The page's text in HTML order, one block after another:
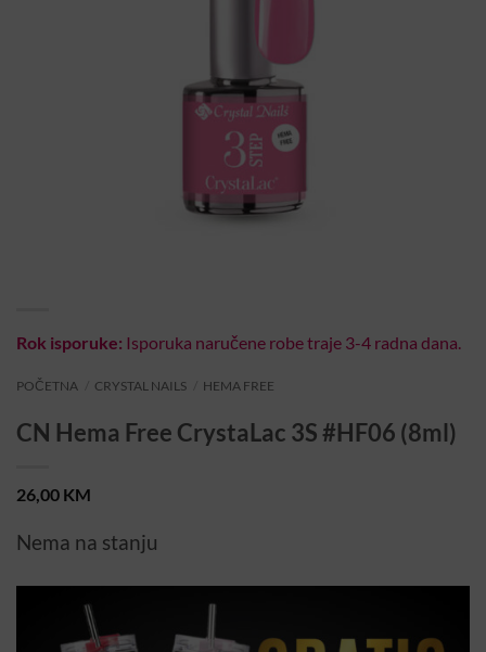
Rok isporuke: Isporuka naručene robe traje 3-4 radna dana.
POČETNA CRYSTAL NAILS HEMA FREE
CN Hema Free CrystaLac 3S #HF06 (8ml)
26,00 KM
Nema na stanju